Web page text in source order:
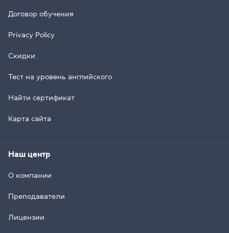
Договор обучения
Privacy Policy
Скидки
Тест на уровень английского
Найти сертификат
Карта сайта
Наш центр
О компании
Преподаватели
Лицензии